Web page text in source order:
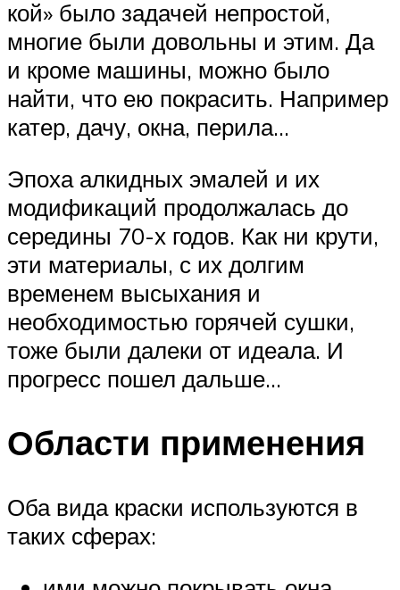
кой» было задачей непростой,
многие были довольны и этим. Да
и кроме машины, можно было
найти, что ею покрасить. Например
катер, дачу, окна, перила…
Эпоха алкидных эмалей и их
модификаций продолжалась до
середины 70-х годов. Как ни крути,
эти материалы, с их долгим
временем высыхания и
необходимостью горячей сушки,
тоже были далеки от идеала. И
прогресс пошел дальше…
Области применения
Оба вида краски используются в
таких сферах: